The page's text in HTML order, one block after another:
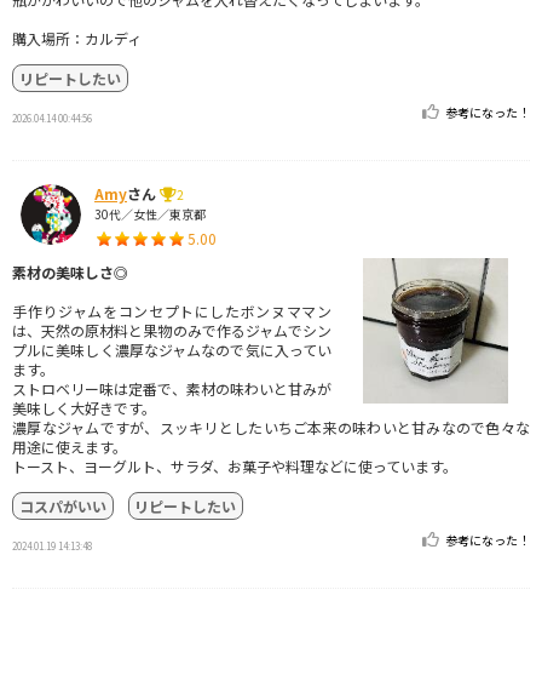
購入場所：カルディ
リピートしたい
2026.04.14 00:44:56 参考になった！
Amyさん
2
30代／女性／東京都
5.00
素材の美味しさ◎
手作りジャムをコンセプトにしたボンヌママン
は、天然の原材料と果物のみで作るジャムでシン
プルに美味しく濃厚なジャムなので気に入ってい
ます。
ストロベリー味は定番で、素材の味わいと甘みが
美味しく大好きです。
濃厚なジャムですが、スッキリとしたいちご本来の味わいと甘みなので色々な
用途に使えます。
トースト、ヨーグルト、サラダ、お菓子や料理などに使っています。
コスパがいい
リピートしたい
2024.01.19 14:13:48 参考になった！